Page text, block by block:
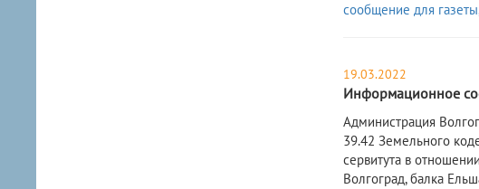
сообщение для
19.03.2022
Информационное
​Администрация
39.42 Земельного
сервитута в
Волгоград, балка